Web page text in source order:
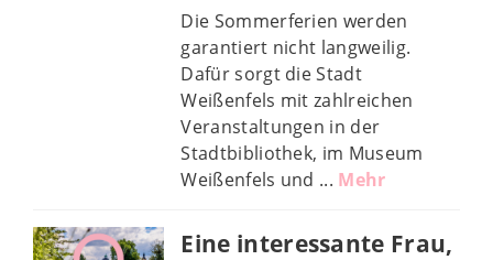
Die Sommerferien werden
garantiert nicht langweilig.
Dafür sorgt die Stadt
Weißenfels mit zahlreichen
Veranstaltungen in der
Stadtbibliothek, im Museum
Weißenfels und ... Mehr
Eine interessante Frau,